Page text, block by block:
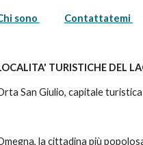
sono Contattatemi
TURISTICHE DEL
San Giulio, capitale
la cittadina più